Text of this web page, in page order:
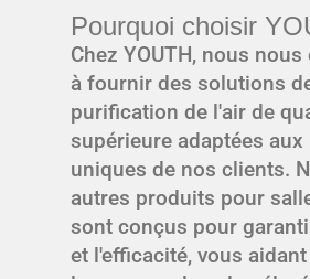
Pourquoi choisir
Chez YOUTH, nous
à fournir des solutions
purification de l'air de
supérieure adaptées
uniques de nos clients.
autres produits pour
sont conçus pour
et l'efficacité, vous